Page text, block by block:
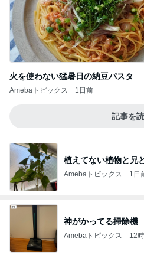
火を使わない猛暑日の納豆パスタ
Amebaトピックス 1日前
記事を
植えてない植物と兄
Amebaトピックス 1日
神がかってる掃除機
Amebaトピックス 12